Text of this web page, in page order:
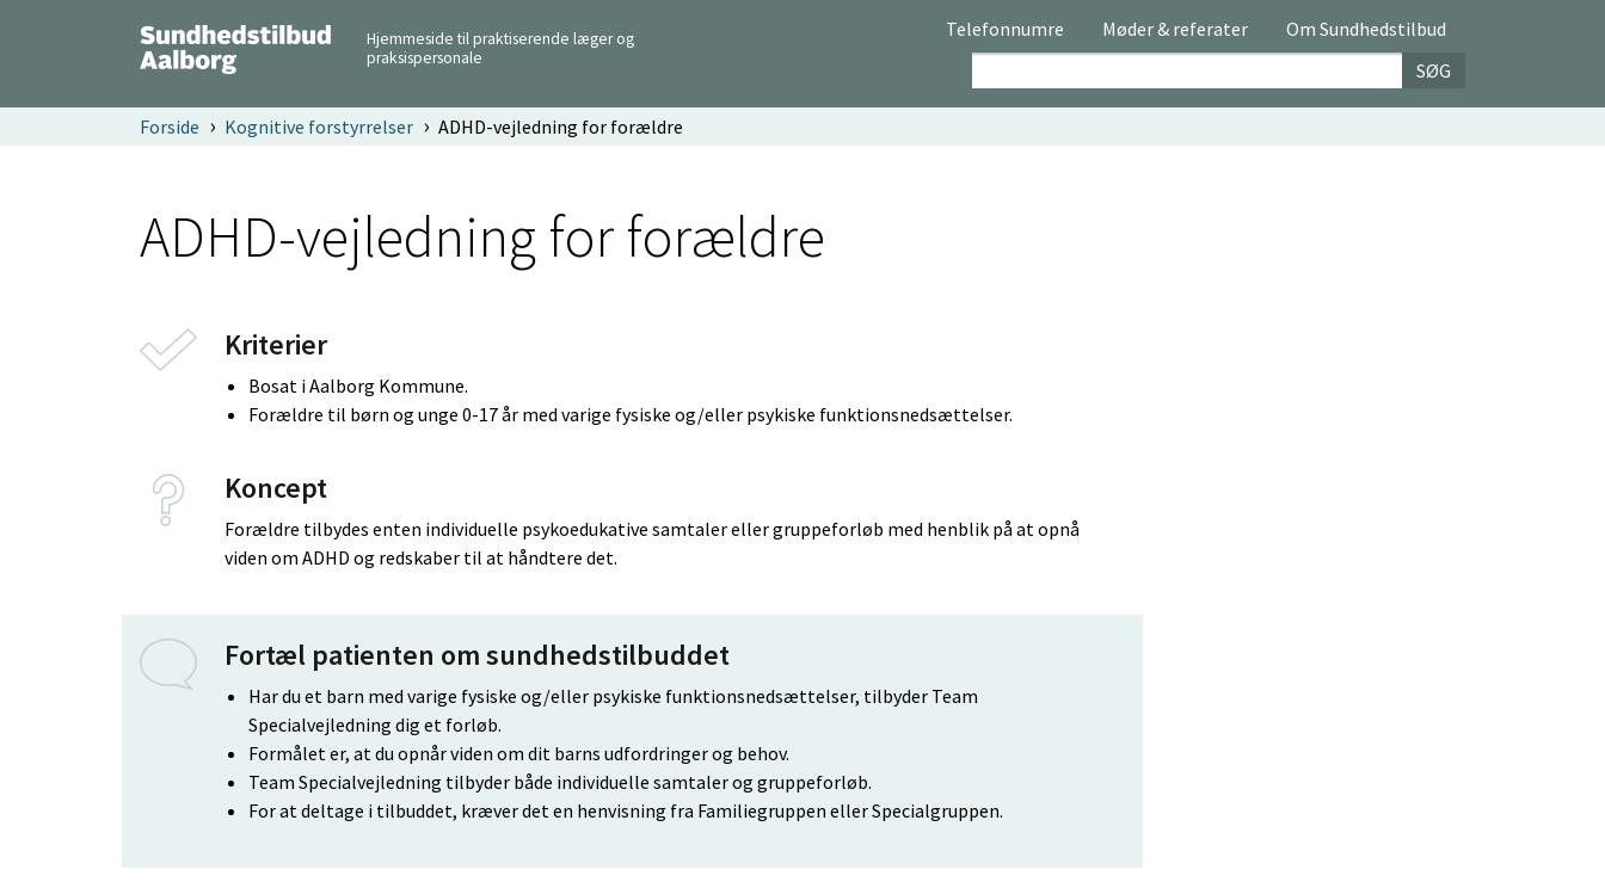
Hjemmeside til praktiserende læger og
praksispersonale
Telefonnumre Møder & referater
Om Sundhedstilbud
SØG
Forside Kognitive forstyrrelser ADHD-vejledning for forældre
ADHD-vejledning for forældre
Kriterier
Bosat i Aalborg Kommune.
Forældre til børn og unge 0-17 år med varige fysiske og/eller psykiske funktionsnedsættelser.
Koncept
Forældre tilbydes enten individuelle psykoedukative samtaler eller gruppeforløb med henblik på at opnå
viden om ADHD og redskaber til at håndtere det.
Fortæl patienten om sundhedstilbuddet
Har du et barn med varige fysiske og/eller psykiske funktionsnedsættelser, tilbyder Team
Specialvejledning dig et forløb.
Formålet er, at du opnår viden om dit barns udfordringer og behov.
Team Specialvejledning tilbyder både individuelle samtaler og gruppeforløb.
For at deltage i tilbuddet, kræver det en henvisning fra Familiegruppen eller Specialgruppen.